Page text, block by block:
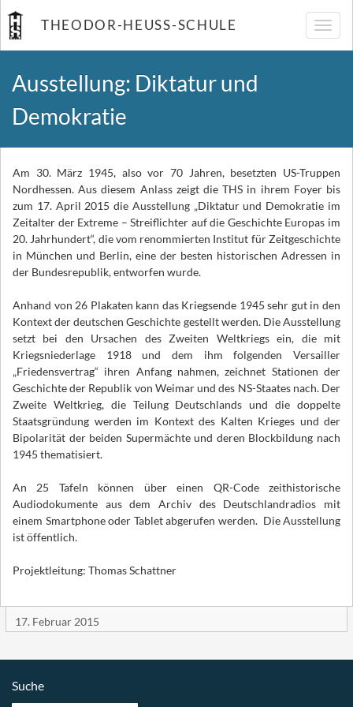
THEODOR-HEUSS-SCHULE
Ausstellung: Diktatur und
Demokratie
Am 30. März 1945, also vor 70 Jahren, besetzten US-Truppen
Nordhessen. Aus diesem Anlass zeigt die THS in ihrem Foyer bis
zum 17. April 2015 die Ausstellung „Diktatur und Demokratie im
Zeitalter der Extreme – Streiflichter auf die Geschichte Europas im
20. Jahrhundert“, die vom renommierten Institut für Zeitgeschichte
in München und Berlin, eine der besten historischen Adressen in
der Bundesrepublik, entworfen wurde.
Anhand von 26 Plakaten kann das Kriegsende 1945 sehr gut in den
Kontext der deutschen Geschichte gestellt werden. Die Ausstellung
setzt bei den Ursachen des Zweiten Weltkriegs ein, die mit
Kriegsniederlage 1918 und dem ihm folgenden Versailler
„Friedensvertrag“ ihren Anfang nahmen, zeichnet Stationen der
Geschichte der Republik von Weimar und des NS-Staates nach. Der
Zweite Weltkrieg, die Teilung Deutschlands und die doppelte
Staatsgründung werden im Kontext des Kalten Krieges und der
Bipolarität der beiden Supermächte und deren Blockbildung nach
1945 thematisiert.
An 25 Tafeln können über einen QR-Code zeithistorische
Audiodokumente aus dem Archiv des Deutschlandradios mit
einem Smartphone oder Tablet abgerufen werden. Die Ausstellung
ist öffentlich.
Projektleitung: Thomas Schattner
17. Februar 2015
Suche